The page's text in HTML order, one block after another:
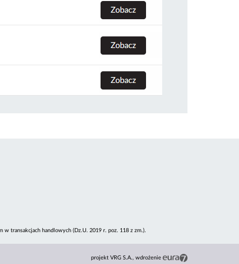
transakcjach handlowych (Dz.U. 2019 r. poz. 118 z zm.).
projekt VRG S.A. wdrożenie